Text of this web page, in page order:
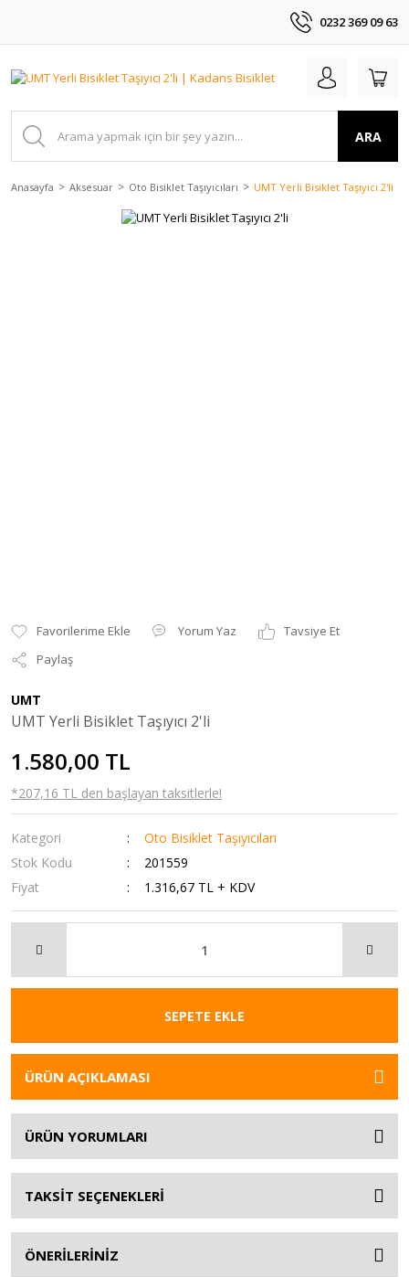
0232 369 09 63
ARA
Anasayfa Aksesuar Oto Bisiklet Taşıyıcıları UMT Yerli Bisiklet Taşıyıcı 2'li
Yorum Yaz
Tavsiye Et
Paylaş
UMT
UMT Yerli Bisiklet Taşıyıcı 2'li
1.580,00 TL
*207,16 TL den başlayan taksitlerle!
Kategori
Oto Bisiklet Taşıyıcıları
Stok Kodu
201559
Fiyat
1.316,67 TL + KDV
SEPETE EKLE
ÜRÜN AÇIKLAMASI
ÜRÜN YORUMLARI
TAKSİT SEÇENEKLERİ
ÖNERİLERİNİZ